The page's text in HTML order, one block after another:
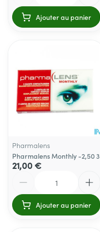
Ajouter au panier
Pharmalens
Pharmalens Monthly -2,50 3
21,00 €
Ajouter au panier